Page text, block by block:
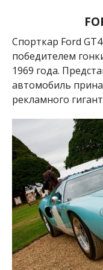
Спорткар Ford
победителем
1969 года.
автомобиль
рекламного